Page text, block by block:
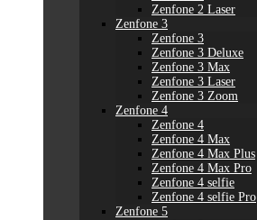
Zenfone 2 Laser
Zenfone 3
Zenfone 3
Zenfone 3 Deluxe
Zenfone 3 Max
Zenfone 3 Laser
Zenfone 3 Zoom
Zenfone 4
Zenfone 4
Zenfone 4 Max
Zenfone 4 Max Plus
Zenfone 4 Max Pro
Zenfone 4 selfie
Zenfone 4 selfie Pro
Zenfone 5